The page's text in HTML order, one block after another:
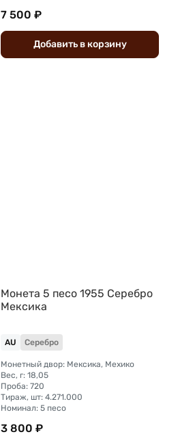
7 500 ₽
Добавить вкорзину
Монета 5 песо 1955 Серебро
Мексика
AU Серебро
Монетный двор: Мексика, Мехико
Вес, г: 18,05
Проба: 720
Тираж, шт: 4.271.000
Номинал: 5 песо
3 800 ₽